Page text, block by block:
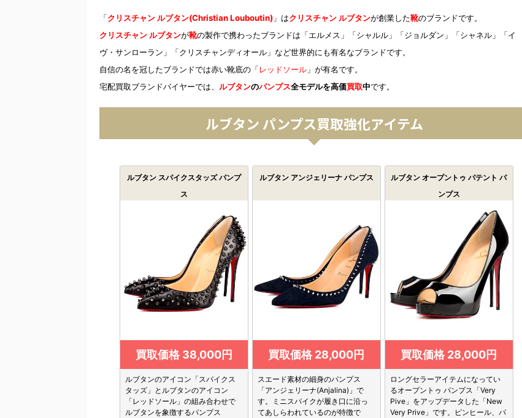
「クリスチャン ルブタン(Christian Louboutin) 」はクリスチャン ルブタンが創業した靴のブランドです。
クリスチャン ルブタンが靴の製作で携わったブランドは「エルメス」「シャルル」「ジョルダン」「シャネル」「イ
ヴ・サンローラン」「クリスチャンディオール」など世界的にも有名なブランドです。
自信の名を冠したブランドでは赤い靴底の「レッドソール 」が有名です。
宅配買取ブランドバイヤーでは、 ルブタンのパンプス全モデルを高価買取中です。
ルブタン パンプス買取強化アイテム
ルブタン スパイクスタッズ パンプ
ス
買取価格 38,000円
ルブタンのアイコン「スパイクス
タッズ」とルブタンのアイコン
「レッドソール」の組み合わせで
ルブタンを象徴するパンプス
ルブタン アンジェリーナ パンプス
買取価格 28,000円
スエード素材の細身のパンプス
「アンジェリーナ(Anjalina)」で
す。ミニスパイクが履き口に沿っ
てあしらわれているのが特徴で
ルブタン オープントゥ パテント パ
ンプス
買取価格 28,000円
ロングセラーアイテムになってい
るオープントゥ パンプス「Very
Pive」をアップデータした「New
Very Prive」です。ピンヒール、パ